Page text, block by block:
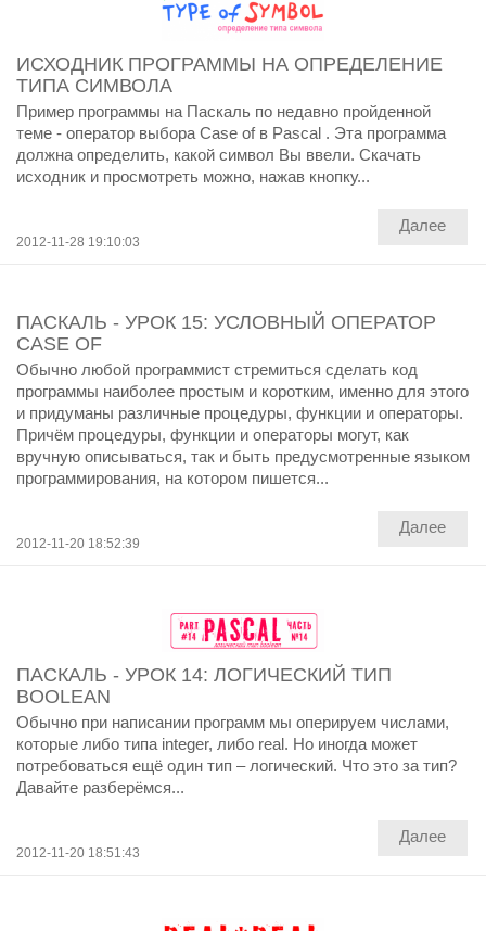
ИСХОДНИК ПРОГРАММЫ НА ОПРЕДЕЛЕНИЕ
ТИПА СИМВОЛА
Пример программы на Паскаль по недавно пройденной
теме - оператор выбора Case of в Pascal . Эта программа
должна определить, какой символ Вы ввели. Скачать
исходник и просмотреть можно, нажав кнопку...
2012-11-28 19:10:03
Далее
ПАСКАЛЬ - УРОК 15: УСЛОВНЫЙ ОПЕРАТОР
CASE OF
Обычно любой программист стремиться сделать код
программы наиболее простым и коротким, именно для этого
и придуманы различные процедуры, функции и операторы.
Причём процедуры, функции и операторы могут, как
вручную описываться, так и быть предусмотренные языком
программирования, на котором пишется...
2012-11-20 18:52:39
Далее
ПАСКАЛЬ - УРОК 14: ЛОГИЧЕСКИЙ ТИП
BOOLEAN
Обычно при написании программ мы оперируем числами,
которые либо типа integer, либо real. Но иногда может
потребоваться ещё один тип – логический. Что это за тип?
Давайте разберёмся...
2012-11-20 18:51:43
Далее